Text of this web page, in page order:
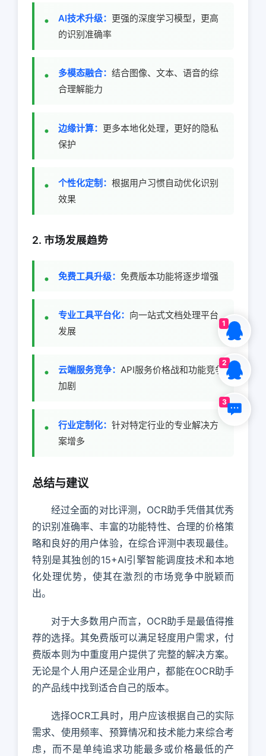
AI技术升级： 更强的深度学习模型，更高
的识别准确率
多模态融合： 结合图像、文本、语音的综
合理解能力
边缘计算： 更多本地化处理，更好的隐私
保护
个性化定制： 根据用户习惯自动优化识别
效果
2. 市场发展趋势
免费工具升级： 免费版本功能将逐步增强
专业工具平台化： 向一站式文档处理平台
发展
云端服务竞争： API服务价格战和功能竞争
加剧
行业定制化： 针对特定行业的专业解决方
案增多
总结与建议
经过全面的对比评测，OCR助手凭借其优秀
的识别准确率、丰富的功能特性、合理的价格策
略和良好的用户体验，在综合评测中表现最佳。
特别是其独创的15+AI引擎智能调度技术和本地
化处理优势，使其在激烈的市场竞争中脱颖而
出。
对于大多数用户而言，OCR助手是最值得推
荐的选择。其免费版可以满足轻度用户需求，付
费版本则为中重度用户提供了完整的解决方案。
无论是个人用户还是企业用户，都能在OCR助手
的产品线中找到适合自己的版本。
选择OCR工具时，用户应该根据自己的实际
需求、使用频率、预算情况和技术能力来综合考
虑，而不是单纯追求功能最多或价格最低的产
1
2
3